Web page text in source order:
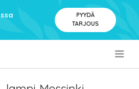
PYYDÄ
TARJOUS